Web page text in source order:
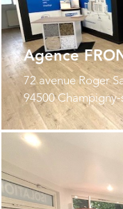
Agence
72 avenue Roger
94500